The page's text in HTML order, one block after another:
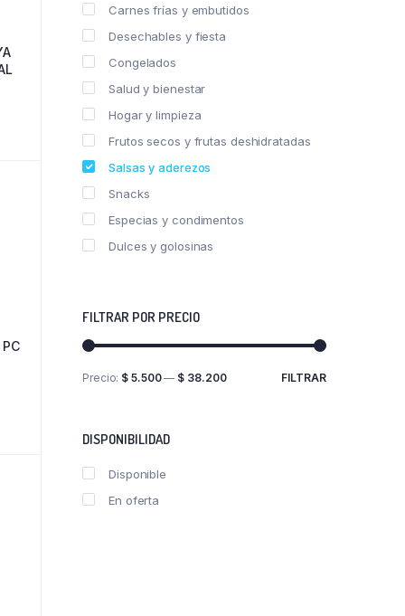
PC
Carnes frías y embutidos
Desechables y fiesta
Congelados
Salud y bienestar
Hogar y limpieza
Frutos secos y frutas deshidratadas
Salsas y aderezos
Snacks
Especias y condimentos
Dulces y golosinas
FILTRAR POR PRECIO
Precio
Precio
FILTRAR
Precio: $ 5.500— $ 38.200
DISPONIBILIDAD
Disponible
En oferta